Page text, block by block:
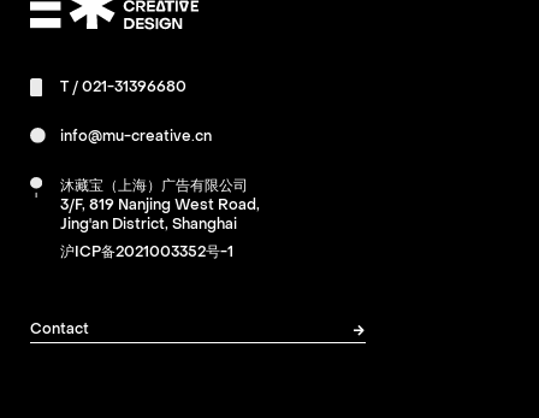
T / 021-31396680
info@mu-creative.cn
沐藏宝（上海）广告有限公司
3/F, 819 Nanjing West Road,
Jing'an District, Shanghai
沪ICP备2021003352号-1
Contact